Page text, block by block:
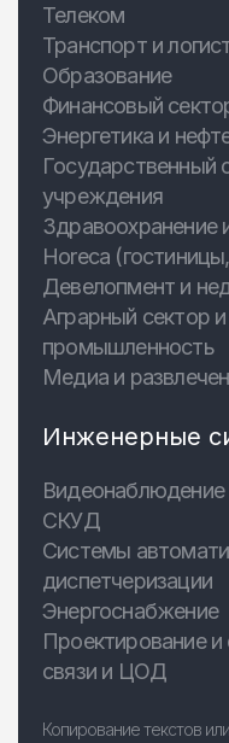
Телеком
Транспорт и
Образование
Финансовый
Энергетика и
Государственный
учреждения
Здравоохранение
Horeca
Девелопмент и
Аграрный сектор
промышленность
Медиа и
Инженерные
Видеонаблюдение
СКУД
Системы
диспетчеризации
Энергоснабжение
Проектирование и
связи и ЦОД
Копирование текстов